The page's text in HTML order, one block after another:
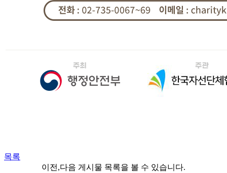
목록
이전,다음 게시물 목록을 볼 수 있습니다.